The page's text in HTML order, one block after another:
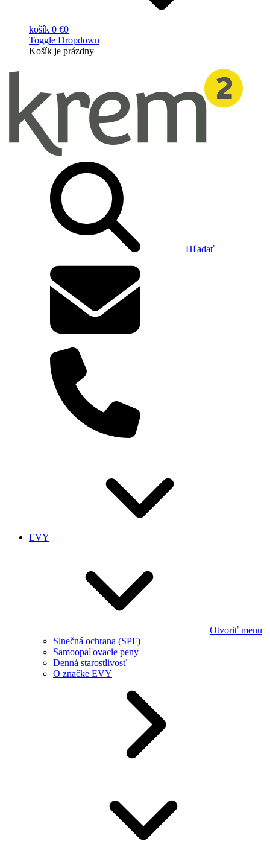
košík 0 €0
Toggle Dropdown
Košík je prázdny
Hľadať
EVY
Otvoriť menu
Slnečná ochrana (SPF)
Samoopaľovacie peny
Denná starostlivosť
O značke EVY